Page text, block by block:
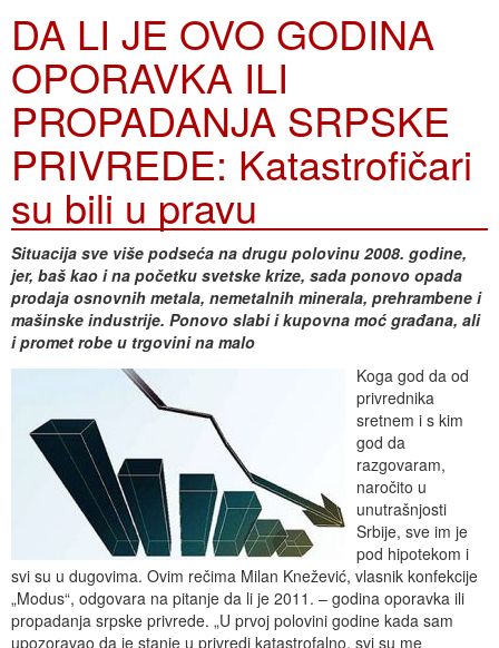
DA LI JE OVO GODINA
OPORAVKA ILI
PROPADANJA SRPSKE
PRIVREDE: Katastrofičari
su bili u pravu
Situacija sve više podseća na drugu polovinu 2008. godine,
jer, baš kao i na početku svetske krize, sada ponovo opada
prodaja osnovnih metala, nemetalnih minerala, prehrambene i
mašinske industrije. Ponovo slabi i kupovna moć građana, ali
i promet robe u trgovini na malo
Koga god da od
privrednika
sretnem i s kim
god da
razgovaram,
naročito u
unutrašnjosti
Srbije, sve im je
pod hipotekom i
svi su u dugovima. Ovim rečima Milan Knežević, vlasnik konfekcije
„Modus“, odgovara na pitanje da li je 2011. – godina oporavka ili
propadanja srpske privrede. „U prvoj polovini godine kada sam
upozoravao da je stanje u privredi katastrofalno, svi su me